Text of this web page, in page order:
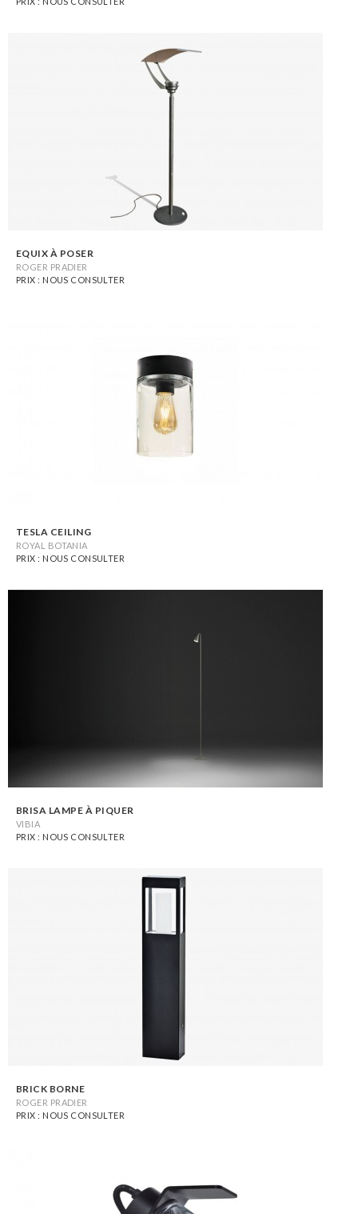
EQUIX À POSER
ROGER PRADIER
PRIX : NOUS CONSULTER
TESLA CEILING
ROYAL BOTANIA
PRIX : NOUS CONSULTER
BRISA LAMPE À PIQUER
VIBIA
PRIX : NOUS CONSULTER
BRICK BORNE
ROGER PRADIER
PRIX : NOUS CONSULTER